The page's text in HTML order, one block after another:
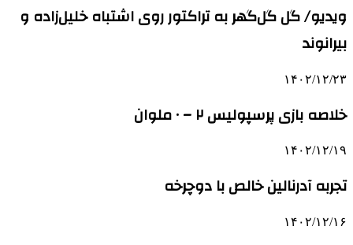
ویدیو/ گل گل‌گهر به تراکتور روی اشتباه خلیل‌زاده و
بیرانوند
۱۴۰۲/۱۲/۲۳
خلاصه بازی پرسپولیس ۲ – ۰ ملوان
۱۴۰۲/۱۲/۱۹
تجربه آدرنالین خالص با دوچرخه
۱۴۰۲/۱۲/۱۶